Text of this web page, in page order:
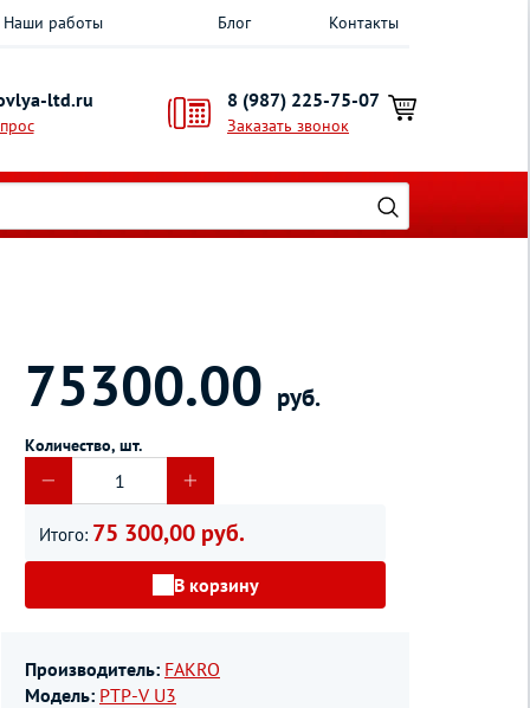
Наши работы Блог Контакты
ltd.ru 8 (987) 225-75-07
Заказать звонок
75300.00 руб.
Количество, шт.
Итого: 75 300,00 руб.
В корзину
Производитель: FAKRO
Модель: PTP-V U3